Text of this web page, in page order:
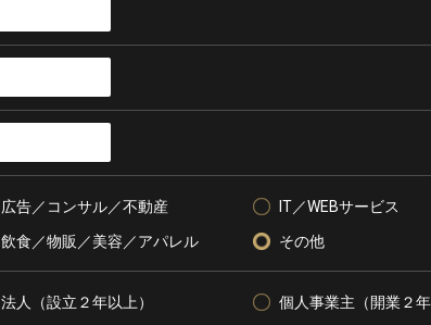
広告／コンサル／不動産
IT／WEBサービス
飲食／物販／美容／アパレル その他
法人（設立２年以上）
個人事業主（開業２年